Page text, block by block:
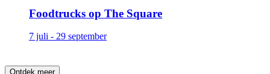
Foodtrucks op The Square
7 juli - 29 september
Ontdek meer